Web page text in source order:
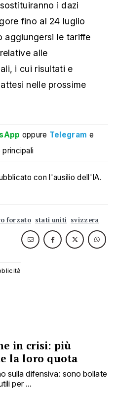
i dazi
fino al 24 luglio
aggiungersi le tariffe
alle
i cui risultati e
nelle prossime
oppure Telegram e
con l'ausilio dell'IA.
forzato stati uniti svizzera
in crisi: più
la loro quota
sulla difensiva: sono bollate
per ...